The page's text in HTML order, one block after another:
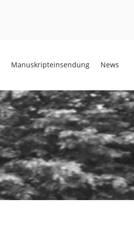
Manuskripteinsendung News